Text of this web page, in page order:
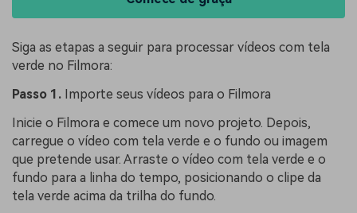
Siga as etapas a seguir para processar vídeos com tela
verde no Filmora:
Passo 1. Importe seus vídeos para o Filmora
Inicie o Filmora e comece um novo projeto. Depois,
carregue o vídeo com tela verde e o fundo ou imagem
que pretende usar. Arraste o vídeo com tela verde e o
fundo para a linha do tempo, posicionando o clipe da
tela verde acima da trilha do fundo.